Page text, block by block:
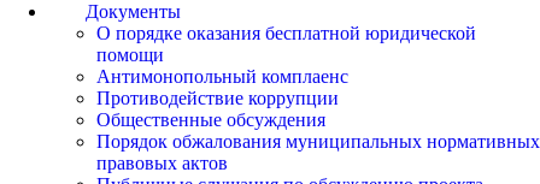
Документы
О порядке оказания бесплатной юридической
помощи
Антимонопольный комплаенс
Противодействие коррупции
Общественные обсуждения
Порядок обжалования муниципальных нормативных
правовых актов